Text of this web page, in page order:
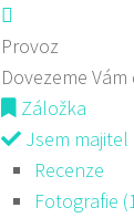
Provoz
Dovezeme
Záložka
Jsem
Recenze
Fotografie